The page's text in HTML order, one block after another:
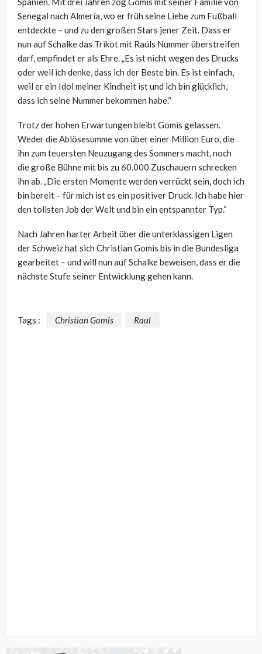
Senegal nach Almería, wo er früh seine Liebe zum Fußball
entdeckte – und zu den großen Stars jener Zeit. Dass er
nun auf Schalke das Trikot mit Raúls Nummer überstreifen
darf, empfindet er als Ehre. „Es ist nicht wegen des Drucks
oder weil ich denke, dass ich der Beste bin. Es ist einfach,
weil er ein Idol meiner Kindheit ist und ich bin glücklich,
dass ich seine Nummer bekommen habe.“
Trotz der hohen Erwartungen bleibt Gomis gelassen.
Weder die Ablösesumme von über einer Million Euro, die
ihn zum teuersten Neuzugang des Sommers macht, noch
die große Bühne mit bis zu 60.000 Zuschauern schrecken
ihn ab. „Die ersten Momente werden verrückt sein, doch ich
bin bereit – für mich ist es ein positiver Druck. Ich habe hier
den tollsten Job der Welt und bin ein entspannter Typ.“
Nach Jahren harter Arbeit über die unterklassigen Ligen
der Schweiz hat sich Christian Gomis bis in die Bundesliga
gearbeitet – und will nun auf Schalke beweisen, dass er die
nächste Stufe seiner Entwicklung gehen kann.
Tags : Christian Gomis Raul